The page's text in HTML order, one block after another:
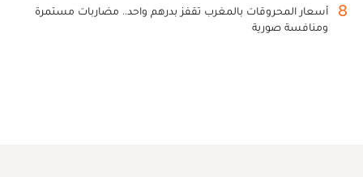
8
أسعار المحروقات بالمغرب تقفز بدرهم واحد.. مضاربات مستمرة
ومنافسة صورية